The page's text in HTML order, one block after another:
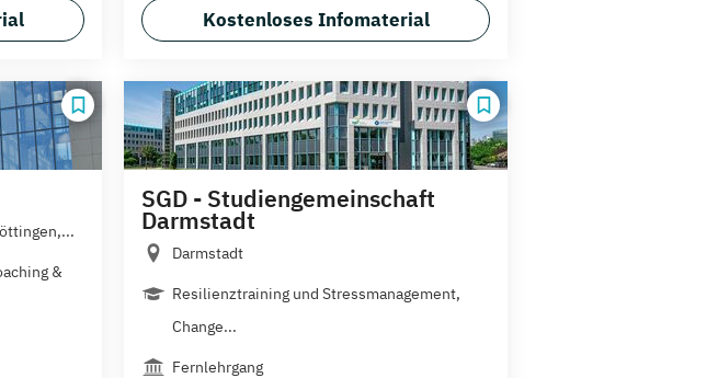
Kostenloses Infomaterial
&
SGD - Studiengemeinschaft
Darmstadt
Darmstadt
Resilienztraining und Stressmanagement,
Change...
Fernlehrgang